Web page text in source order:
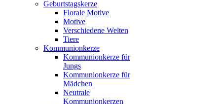
Geburtstagskerze
Florale Motive
Motive
Verschiedene Welten
Tiere
Kommunionkerze
Kommunionkerze für
Jungs
Kommunionkerze für
Mädchen
Neutrale
Kommunionkerzen